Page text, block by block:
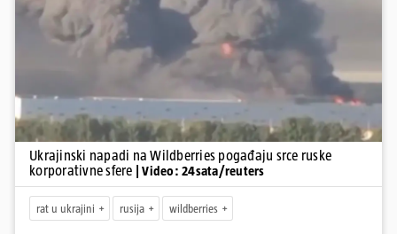
Pokretanje videa...
Ukrajinski napadi na Wildberries pogađaju srce ruske
korporativne sfere
| Video: 24sata/reuters
rat u ukrajini rusija wildberries